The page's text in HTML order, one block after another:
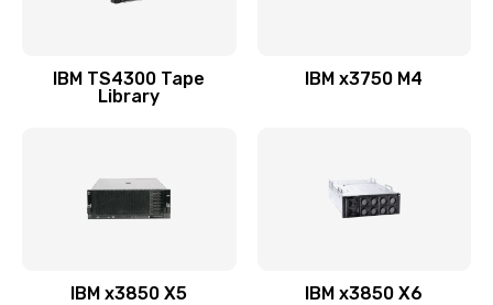
IBM TS4300 Tape
Library
IBM x3750 M4
IBM x3850 X5 IBM x3850 X6